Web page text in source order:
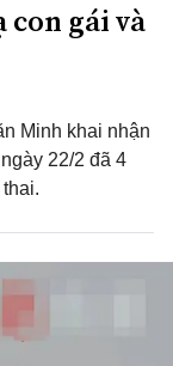
gái và
Minh khai nhận
22/2 đã 4